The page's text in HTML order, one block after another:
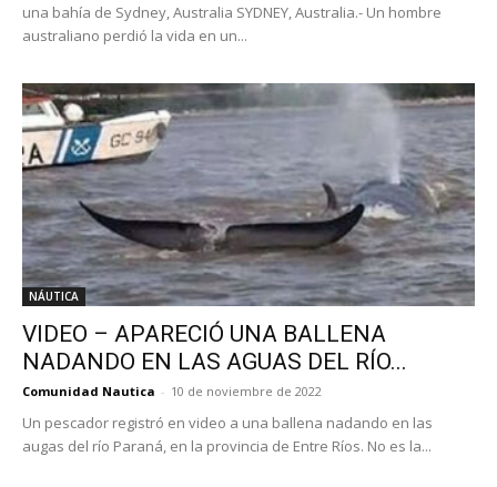
una bahía de Sydney, Australia SYDNEY, Australia.- Un hombre
australiano perdió la vida en un...
NÁUTICA
VIDEO – APARECIÓ UNA BALLENA
NADANDO EN LAS AGUAS DEL RÍO...
Comunidad Nautica - 10 de noviembre de 2022
Un pescador registró en video a una ballena nadando en las
augas del río Paraná, en la provincia de Entre Ríos. No es la...